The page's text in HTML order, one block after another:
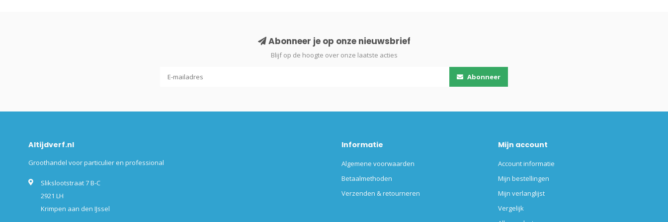
Abonneer je op onze nieuwsbrief
Blijf op de hoogte over onze laatste acties
Abonneer
Altijdverf.nl
Groothandel voor particulier en professional
Slikslootstraat 7 B-C
2921 LH
Krimpen aan den IJssel
Informatie
Algemene voorwaarden
Betaalmethoden
Verzenden & retourneren
Mijn account
Account informatie
Mijn bestellingen
Mijn verlanglijst
Vergelijk